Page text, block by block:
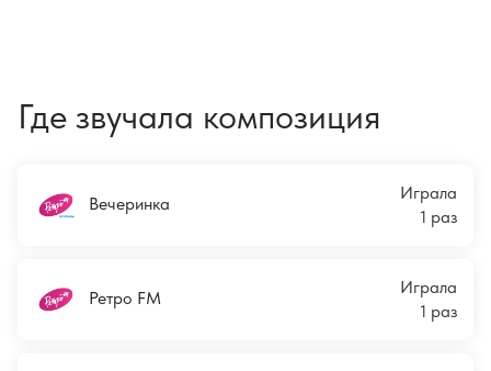
Где звучала композиция
Вечеринка
Играла
1 раз
Ретро FM
Играла
1 раз